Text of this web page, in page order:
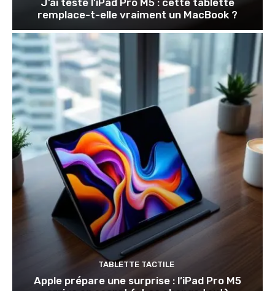
remplace-t-elle vraiment un MacBook ?
TABLETTE TACTILE
Apple prépare une surprise : l’iPad Pro M5